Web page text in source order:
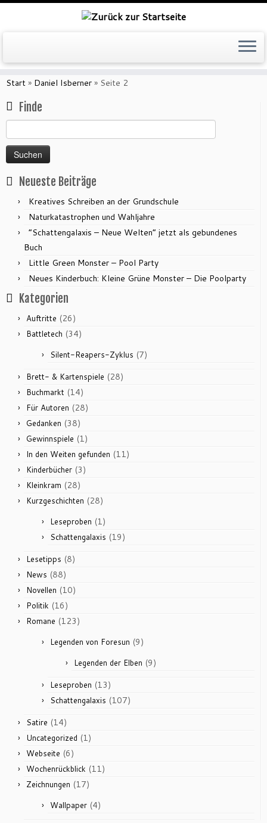
Zum
Inhalt
Start » Daniel Isberner » Seite 2
Finde
nach:
Neueste Beiträge
Kreatives Schreiben an der Grundschule
Naturkatastrophen und Wahljahre
“Schattengalaxis – Neue Welten” jetzt als gebundenes
Buch
Little Green Monster – Pool Party
Neues Kinderbuch: Kleine Grüne Monster – Die Poolparty
Kategorien
Auftritte (26)
Battletech (34)
Silent-Reapers-Zyklus (7)
Brett- & Kartenspiele (28)
Buchmarkt (14)
Für Autoren (28)
Gedanken (38)
Gewinnspiele (1)
In den Weiten gefunden (11)
Kinderbücher (3)
Kleinkram (28)
Kurzgeschichten (28)
Leseproben (1)
Schattengalaxis (19)
Lesetipps (8)
News (88)
Novellen (10)
Politik (16)
Romane (123)
Legenden von Foresun (9)
Legenden der Elben (9)
Leseproben (13)
Schattengalaxis (107)
Satire (14)
Uncategorized (1)
Webseite (6)
Wochenrückblick (11)
Zeichnungen (17)
Wallpaper (4)